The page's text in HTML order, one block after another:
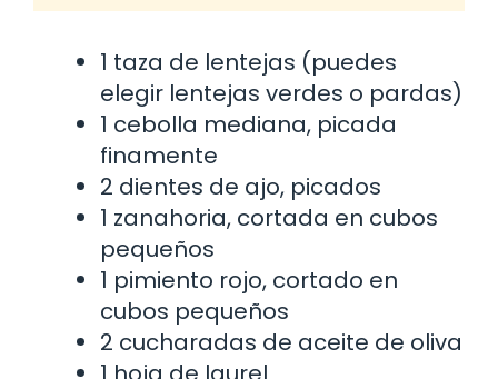
1 taza de lentejas (puedes
elegir lentejas verdes o pardas)
1 cebolla mediana, picada
finamente
2 dientes de ajo, picados
1 zanahoria, cortada en cubos
pequeños
1 pimiento rojo, cortado en
cubos pequeños
2 cucharadas de aceite de oliva